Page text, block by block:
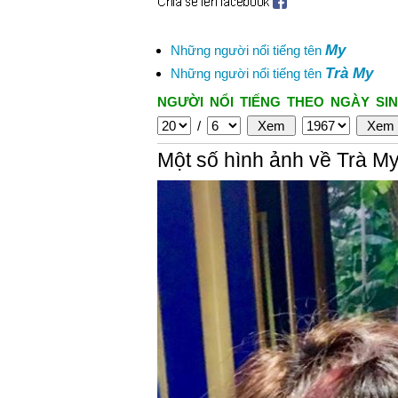
Những người nổi tiếng tên My
Những người nổi tiếng tên Trà My
NGƯỜI NỔI TIẾNG THEO NGÀY
/
Một số hình ảnh về Trà